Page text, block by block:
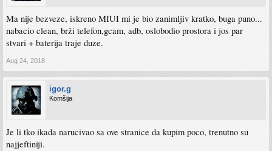
Ma nije bezveze, iskreno MIUI mi je bio zanimljiv kratko, buga puno...
nabacio clean, brži telefon,gcam, adb, oslobodio prostora i jos par
stvari + baterija traje duze.
Aug 24, 2018
igor.g
Komšija
Je li tko ikada narucivao sa ove stranice da kupim poco, trenutno su
najjeftiniji.